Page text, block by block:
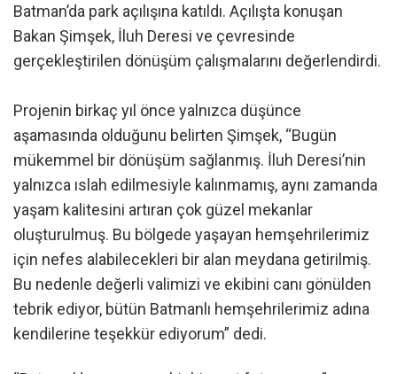
Batman’da park açılışına katıldı. Açılışta konuşan
Bakan Şimşek, İluh Deresi ve çevresinde
gerçekleştirilen dönüşüm çalışmalarını değerlendirdi.
Projenin birkaç yıl önce yalnızca düşünce
aşamasında olduğunu belirten Şimşek, “Bugün
mükemmel bir dönüşüm sağlanmış. İluh Deresi’nin
yalnızca ıslah edilmesiyle kalınmamış, aynı zamanda
yaşam kalitesini artıran çok güzel mekanlar
oluşturulmuş. Bu bölgede yaşayan hemşehrilerimiz
için nefes alabilecekleri bir alan meydana getirilmiş.
Bu nedenle değerli valimizi ve ekibini canı gönülden
tebrik ediyor, bütün Batmanlı hemşehrilerimiz adına
kendilerine teşekkür ediyorum” dedi.